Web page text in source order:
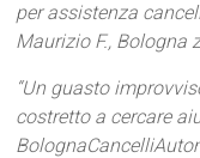
per assistenza
Maurizio F., Bologna
“Un guasto
costretto a cercare